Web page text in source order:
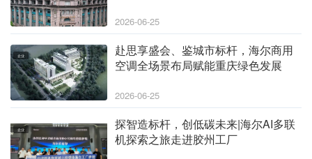
2026-06-25
企业
赴思享盛会、鉴城市标杆，海尔商用
空调全场景布局赋能重庆绿色发展
2026-06-25
企业
探智造标杆，创低碳未来|海尔AI多联
机探索之旅走进胶州工厂